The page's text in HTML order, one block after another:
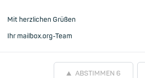
Mit herzlichen Grüßen
Ihr mailbox.org-Team
ABSTIMMEN 6